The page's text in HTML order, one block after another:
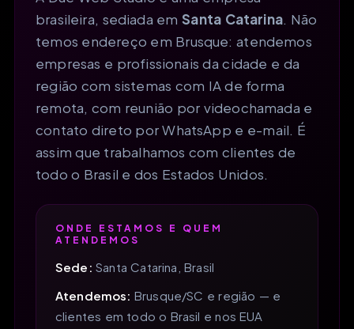
brasileira, sediada emSanta Catarina. Não
temos endereço em Brusque: atendemos
empresas e profissionais da cidade e da
região com sistemas com IA de forma
remota, com reunião por videochamada e
contato direto por WhatsApp e e-mail. É
assim que trabalhamos com clientes de
todo o Brasil e dos Estados Unidos.
ONDE ESTAMOS E QUEM
ATENDEMOS
Sede: Santa Catarina, Brasil
Atendemos: Brusque/SC e região — e
clientes em todo o Brasil e nos EUA